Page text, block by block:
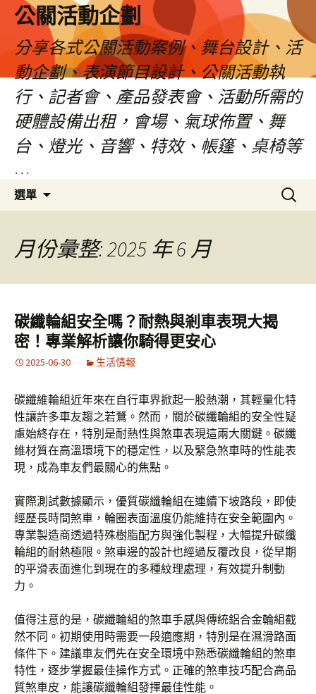
公關活動企劃
分享各式公關活動案例、舞台設計、活
動企劃、表演節目設計、公關活動執
行、記者會、產品發表會、活動所需的
硬體設備出租，會場、氣球佈置、舞
台、燈光、音響、特效、帳篷、桌椅等
…
選單
要
內
搜
尋
月份彙整: 2025 年 6 月
碳纖輪組安全嗎？耐熱與剎車表現大揭
密！專業解析讓你騎得更安心
2025-06-30 生活情報
碳纖維輪組近年來在自行車界掀起一股熱潮，其輕量化特
性讓許多車友趨之若鶩。然而，關於碳纖輪組的安全性疑
慮始終存在，特別是耐熱性與煞車表現這兩大關鍵。碳纖
維材質在高溫環境下的穩定性，以及緊急煞車時的性能表
現，成為車友們最關心的焦點。
實際測試數據顯示，優質碳纖輪組在連續下坡路段，即使
經歷長時間煞車，輪圈表面溫度仍能維持在安全範圍內。
專業製造商透過特殊樹脂配方與強化製程，大幅提升碳纖
輪組的耐熱極限。煞車邊的設計也經過反覆改良，從早期
的平滑表面進化到現在的多種紋理處理，有效提升制動
力。
值得注意的是，碳纖輪組的煞車手感與傳統鋁合金輪組截
然不同。初期使用時需要一段適應期，特別是在濕滑路面
條件下。建議車友們先在安全環境中熟悉碳纖輪組的煞車
特性，逐步掌握最佳操作方式。正確的煞車技巧配合高品
質煞車皮，能讓碳纖輪組發揮最佳性能。